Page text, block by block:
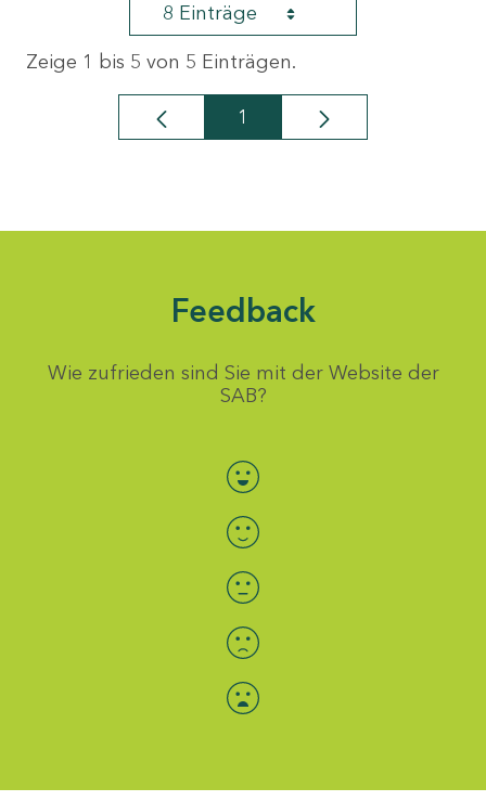
8 Einträge
Zeige 1 bis 5 von 5 Einträgen.
Seite
1
Feedback
Wie zufrieden sind Sie mit der Website der
SAB?
Bewertung auswählen